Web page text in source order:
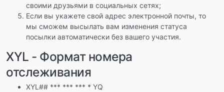
своими друзьями в социальных сетях;
Если вы укажете свой адрес электронной почты, то
мы сможем высылать вам изменения статуса
посылки автоматически без вашего участия.
XYL - Формат номера
отслеживания
XYL## *** *** *** * YQ